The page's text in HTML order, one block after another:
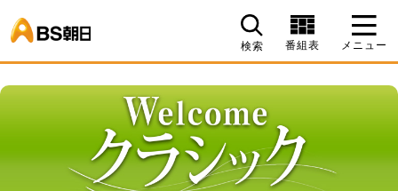
検索 番組表 メニュー